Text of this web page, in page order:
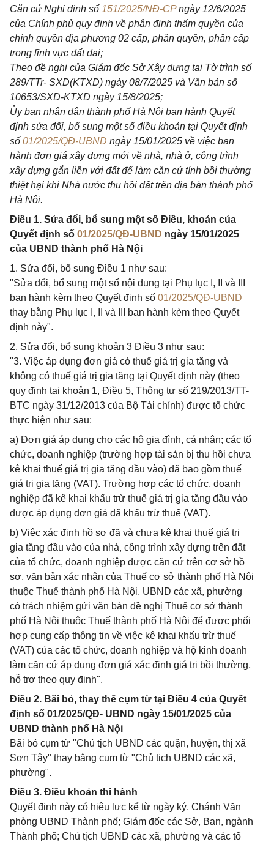
Căn cứ Nghị định số 151/2025/NĐ-CPngày 12/6/2025
của Chính phủ quy định về phân định thẩm quyền của
chính quyền địa phương 02 cấp, phân quyền, phân cấp
trong lĩnh vực đất đai;
Theo đề nghị của Giám đốc Sở Xây dựng tại Tờ trình số
289/TTr- SXD(KTXD) ngày 08/7/2025 và Văn bản số
10653/SXD-KTXD ngày 15/8/2025;
Ủy ban nhân dân thành phố Hà Nội ban hành Quyết
định sửa đổi, bổ sung một số điều khoản tại Quyết định
số 01/2025/QĐ-UBND ngày 15/01/2025 về việc ban
hành đơn giá xây dựng mới về nhà, nhà ở, công trình
xây dựng gắn liền với đất để làm căn cứ tính bồi thường
thiệt hại khi Nhà nước thu hồi đất trên địa bàn thành phố
Hà Nội.
Điều 1. Sửa đổi, bổ sung một số Điều, khoản của
Quyết định số 01/2025/QĐ-UBND ngày 15/01/2025
của UBND thành phố Hà Nội
1. Sửa đổi, bổ sung Điều 1 như sau:
"Sửa đổi, bổ sung một số nội dung tại Phụ lục I, II và III
ban hành kèm theo Quyết định số 01/2025/QĐ-UBND
thay bằng Phụ lục I, II và III ban hành kèm theo Quyết
định này".
2. Sửa đổi, bổ sung khoản 3 Điều 3 như sau:
"3. Việc áp dụng đơn giá có thuế giá trị gia tăng và
không có thuế giá trị gia tăng tại Quyết định này (theo
quy định tại khoản 1, Điều 5, Thông tư số 219/2013/TT-
BTC ngày 31/12/2013 của Bộ Tài chính) được tổ chức
thực hiện như sau:
a) Đơn giá áp dụng cho các hộ gia đình, cá nhân; các tổ
chức, doanh nghiệp (trường hợp tài sản bị thu hồi chưa
kê khai thuế giá trị gia tăng đầu vào) đã bao gồm thuế
giá trị gia tăng (VAT). Trường hợp các tổ chức, doanh
nghiệp đã kê khai khấu trừ thuế giá trị gia tăng đầu vào
được áp dụng đơn giá đã khấu trừ thuế (VAT).
b) Việc xác định hồ sơ đã và chưa kê khai thuế giá trị
gia tăng đầu vào của nhà, công trình xây dựng trên đất
của tổ chức, doanh nghiệp được căn cứ trên cơ sở hồ
sơ, văn bản xác nhận của Thuế cơ sở thành phố Hà Nội
thuộc Thuế thành phố Hà Nội. UBND các xã, phường
có trách nhiệm gửi văn bản đề nghị Thuế cơ sở thành
phố Hà Nội thuộc Thuế thành phố Hà Nội để được phối
hợp cung cấp thông tin về việc kê khai khấu trừ thuế
(VAT) của các tổ chức, doanh nghiệp và hộ kinh doanh
làm căn cứ áp dụng đơn giá xác định giá trị bồi thường,
hỗ trợ theo quy định".
Điều 2. Bãi bỏ, thay thế cụm từ tại Điều 4 của Quyết
định số 01/2025/QĐ- UBND ngày 15/01/2025 của
UBND thành phố Hà Nội
Bãi bỏ cụm từ "Chủ tịch UBND các quận, huyện, thị xã
Sơn Tây" thay bằng cụm từ "Chủ tịch UBND các xã,
phường".
Điều 3. Điều khoản thi hành
Quyết định này có hiệu lực kể từ ngày ký. Chánh Văn
phòng UBND Thành phố; Giám đốc các Sở, Ban, ngành
Thành phố; Chủ tịch UBND các xã, phường và các tổ